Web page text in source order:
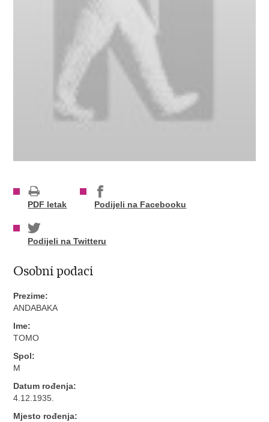
PDF letak Podijeli na Facebooku
Podijeli na Twitteru
Osobni podaci
Prezime:
ANDABAKA
Ime:
TOMO
Spol:
M
Datum rođenja:
4.12.1935.
Mjesto rođenja: